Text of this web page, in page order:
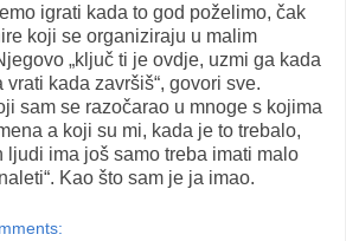
igrati kada to god poželimo, čak
koji se organiziraju u malim
„ključ ti je ovdje, uzmi ga kada
kada završiš“, govori sve.
sam se razočarao u mnoge s kojima
a koji su mi, kada je to trebalo,
ljudi ima još samo treba imati malo
Kao što sam je ja imao.